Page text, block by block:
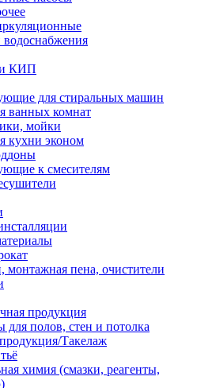
водоснабжения
и КИП
для стиральных машин
ванных комнат
мойки
кухни эконом
к смесителям
монтажная пена, очистители
продукция
для полов, стен и потолка
Такелаж
химия (смазки, реагенты,